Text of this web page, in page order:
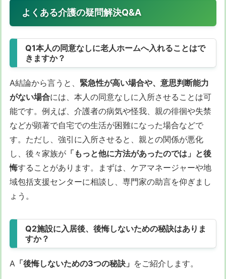
よくある介護の疑問解決Q&A
Q1本人の同意なしに老人ホームへ入れることはで
きますか？
A結論から言うと、 緊急性が高い場合や、意思判断能力
がない場合には、本人の同意なしに入所させることは可
能です。例えば、介護者の病気や怪我、親の徘徊や失禁
などが顕著で自宅での生活が困難になった場合などで
す。ただし、強引に入所させると、親との関係が悪化
し、後々家族が 「もっと他に方法があったのでは」と後
悔することがあります。まずは、ケアマネージャーや地
域包括支援センターに相談し、専門家の助言を仰ぎまし
ょう。
Q2施設に入居後、後悔しないための秘訣はありま
すか？
A 「後悔しないための3つの秘訣」 をご紹介します。